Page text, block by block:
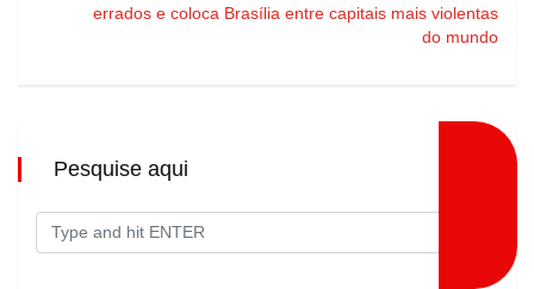
errados e coloca Brasília entre capitais mais violentas
do mundo
Pesquise aqui